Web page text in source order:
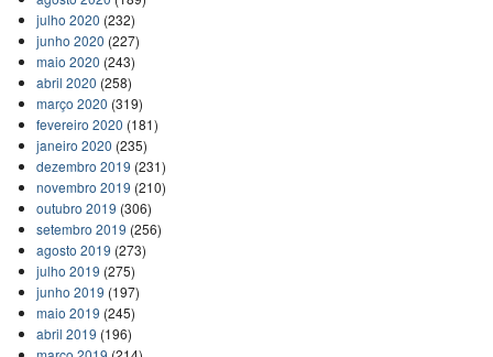
julho 2020 (232)
junho 2020 (227)
maio 2020 (243)
abril 2020 (258)
março 2020 (319)
fevereiro 2020 (181)
janeiro 2020 (235)
dezembro 2019 (231)
novembro 2019 (210)
outubro 2019 (306)
setembro 2019 (256)
agosto 2019 (273)
julho 2019 (275)
junho 2019 (197)
maio 2019 (245)
abril 2019 (196)